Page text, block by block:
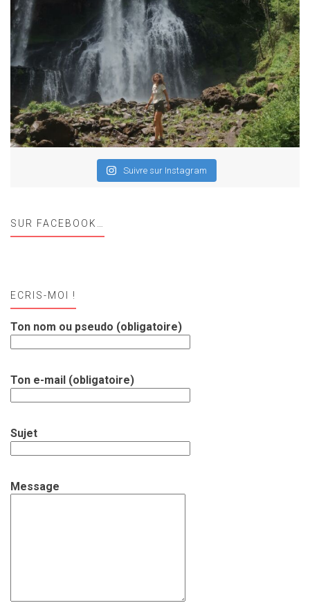
Suivre sur Instagram
SUR FACEBOOK…
ECRIS-MOI !
Ton nom ou pseudo (obligatoire)
Ton e-mail (obligatoire)
Sujet
Message